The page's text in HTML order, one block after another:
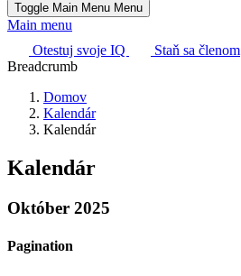
Toggle Main Menu Menu
Main menu
Otestuj svoje IQ
Staň sa členom
Breadcrumb
Domov
Kalendár
Kalendár
Kalendár
Október 2025
Pagination